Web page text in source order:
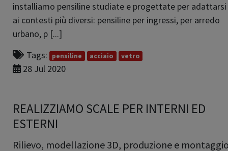
installiamo pensiline studiate e progettate per adattarsi
ai contesti più diversi: pensiline per ingressi, per arredo
urbano, p [...]
Tags:
pensiline acciaio vetro
28 Jul 2020
REALIZZIAMO SCALE PER INTERNI ED
ESTERNI
Rilievo, modellazione 3D, produzione e